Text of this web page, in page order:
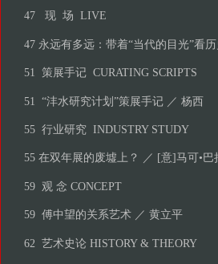
47 现 场 LIVE
47 永远有多远：带着“当代的目光”看
51 策展手记 CURATING SCRIPTS
51 “沣水研究计划”策展手记 ／ 杨西
55 行业研究 INDUSTRY STUDY
55 在双年展的废墟上？ ／ [意]马可•巴
59 观 念 CONCEPT
59 傅中望的关系艺术 ／ 黄立平
62 艺术史论 HISTORY & THEORY